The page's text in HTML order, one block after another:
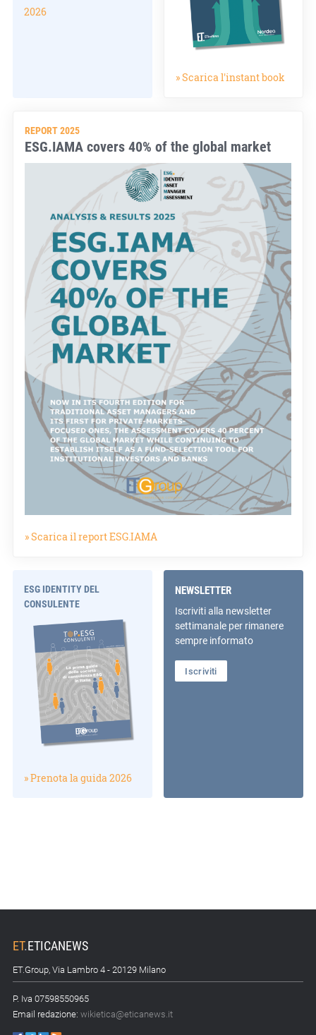
2026
» Scarica l'instant book
REPORT 2025
ESG.IAMA covers 40% of the global market
» Scarica il report ESG.IAMA
ESG IDENTITY DEL
CONSULENTE
» Prenota la guida 2026
NEWSLETTER
Iscriviti alla newsletter
settimanale per rimanere
sempre informato
Iscriviti
ET.ETICANEWS
ET.Group, Via Lambro 4 - 20129 Milano
P. Iva 07598550965
Email redazione: wikietica@eticanews.it